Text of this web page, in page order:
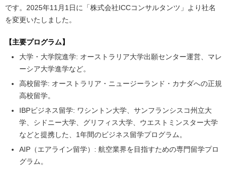
です。2025年11月1日に「株式会社ICCコンサルタンツ」より社名
を変更いたしました。
【主要プログラム】
大学・大学院進学: オーストラリア大学出願センター運営、マレ
ーシア大学進学など。
高校留学: オーストラリア・ニュージーランド・カナダへの正規
高校留学。
IBPビジネス留学: ワシントン大学、サンフランシスコ州立大
学、シドニー大学、グリフィス大学、ウエストミンスター大学
などと提携した、1年間のビジネス留学プログラム。
AIP（エアライン留学）: 航空業界を目指すための専門留学プロ
グラム。